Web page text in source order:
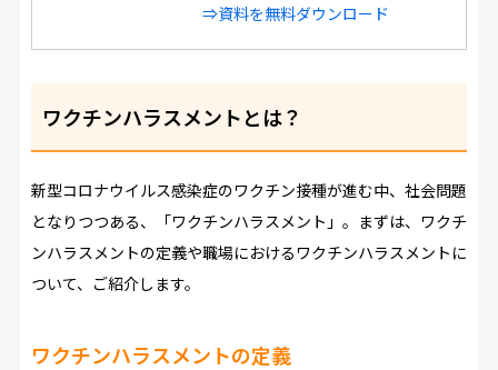
⇒資料を無料ダウンロード
ワクチンハラスメントとは？
新型コロナウイルス感染症のワクチン接種が進む中、社会問題
となりつつある、「ワクチンハラスメント」。まずは、ワクチ
ンハラスメントの定義や職場におけるワクチンハラスメントに
ついて、ご紹介します。
ワクチンハラスメントの定義